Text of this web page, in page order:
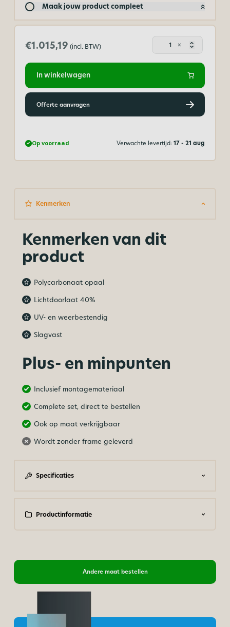
Maak jouw product compleet
€1.015,19 (incl. BTW)
dak
600
250
cm
aantal
×
In winkelwagen
Offerte aanvragen
Op voorraad Verwachte levertijd:17 - 21 aug
Kenmerken
Kenmerken van dit
product
Polycarbonaat opaal
Lichtdoorlaat 40%
UV- en weerbestendig
Slagvast
Plus- en minpunten
Inclusief montagemateriaal
Complete set, direct te bestellen
Ook op maat verkrijgbaar
Wordt zonder frame geleverd
Specificaties
Productinformatie
Andere maat bestellen